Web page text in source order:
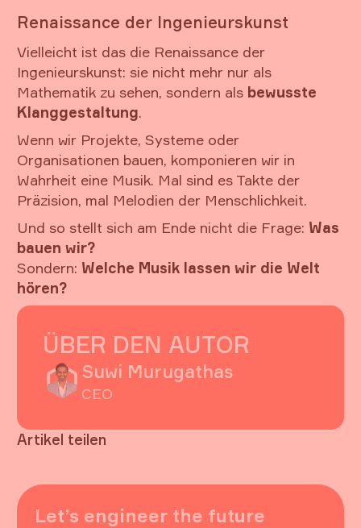
Renaissance der Ingenieurskunst
Vielleicht ist das die Renaissance der
Ingenieurskunst: sie nicht mehr nur als
Mathematik zu sehen, sondern als bewusste
Klanggestaltung.
Wenn wir Projekte, Systeme oder
Organisationen bauen, komponieren wir in
Wahrheit eine Musik. Mal sind es Takte der
Präzision, mal Melodien der Menschlichkeit.
Und so stellt sich am Ende nicht die Frage: Was
bauen wir?
Sondern: Welche Musik lassen wir die Welt
hören?
ÜBER DEN AUTOR
Suwi Murugathas
CEO
Artikel teilen
Let’s engineer the future